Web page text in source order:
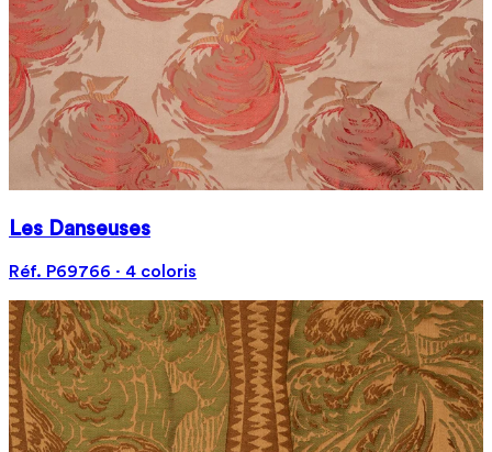
Les Danseuses
Réf. P69766 · 4 coloris